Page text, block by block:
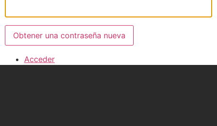
Obtener una contraseña nueva
Acceder